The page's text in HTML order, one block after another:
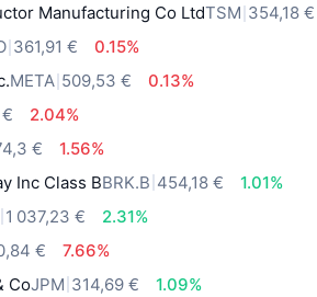
Manufacturing Co LtdTSM 354,18 €
361,91 €
0.15%
META 509,53 €
0.13%
€
2.04%
€
1.56%
Inc Class BBRK.B 454,18 €
1.01%
1 037,23 €
2.31%
€
7.66%
CoJPM 314,69 €
1.09%